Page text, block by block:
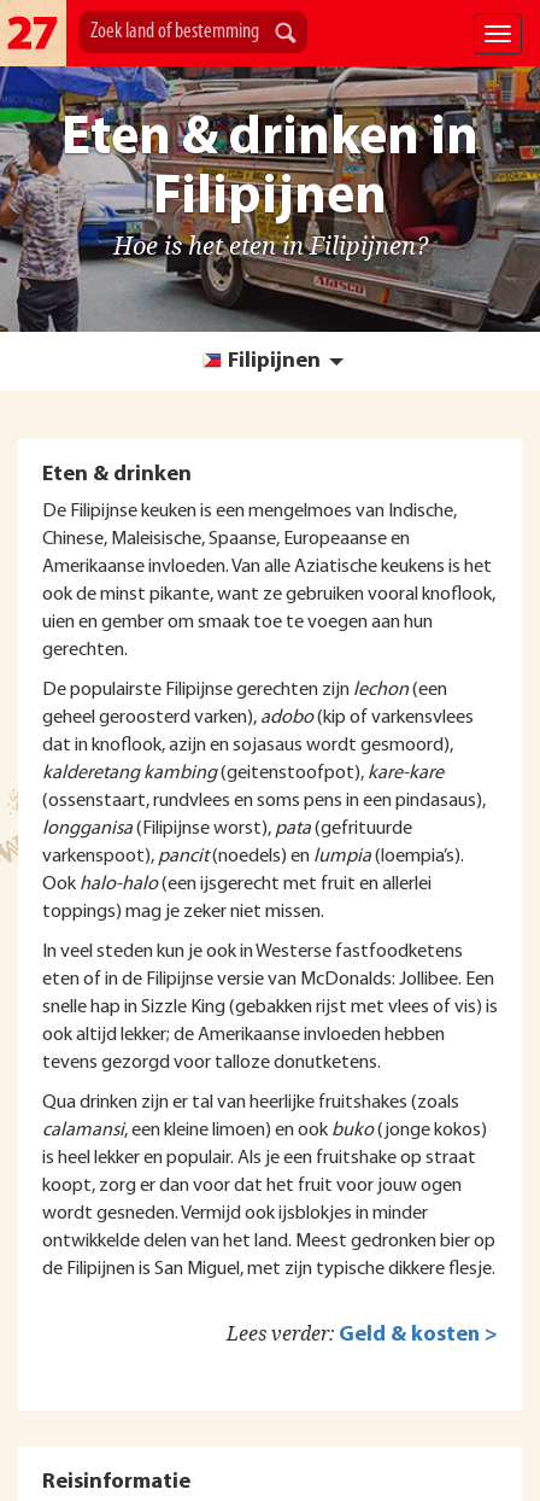
Eten & drinken in
Filipijnen
Hoe is het eten in Filipijnen?
Filipijnen
Eten & drinken
De Filipijnse keuken is een mengelmoes van Indische,
Chinese, Maleisische, Spaanse, Europeaanse en
Amerikaanse invloeden. Van alle Aziatische keukens is het
ook de minst pikante, want ze gebruiken vooral knoflook,
uien en gember om smaak toe te voegen aan hun
gerechten.
De populairste Filipijnse gerechten zijn lechon(een
geheel geroosterd varken), adobo(kip of varkensvlees
dat in knoflook, azijn en sojasaus wordt gesmoord),
kalderetang kambing(geitenstoofpot), kare-kare
(ossenstaart, rundvlees en soms pens in een pindasaus),
longganisa(Filipijnse worst), pata(gefrituurde
varkenspoot), pancit(noedels) en lumpia(loempia’s).
Ook halo-halo(een ijsgerecht met fruit en allerlei
toppings) mag je zeker niet missen.
In veel steden kun je ook in Westerse fastfoodketens
eten of in de Filipijnse versie van McDonalds: Jollibee. Een
snelle hap in Sizzle King (gebakken rijst met vlees of vis) is
ook altijd lekker; de Amerikaanse invloeden hebben
tevens gezorgd voor talloze donutketens.
Qua drinken zijn er tal van heerlijke fruitshakes (zoals
calamansi, een kleine limoen) en ook buko(jonge kokos)
is heel lekker en populair. Als je een fruitshake op straat
koopt, zorg er dan voor dat het fruit voor jouw ogen
wordt gesneden. Vermijd ook ijsblokjes in minder
ontwikkelde delen van het land. Meest gedronken bier op
de Filipijnen is San Miguel, met zijn typische dikkere flesje.
Lees verder: Geld & kosten >
Reisinformatie